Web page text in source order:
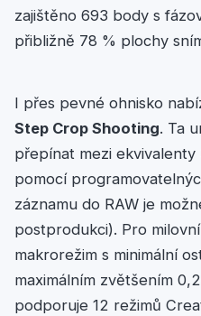
zajištěno 693 body s
přibližně 78 % plochy
I přes pevné ohnisko
Step Crop Shooting. Ta
přepínat mezi ekvivalenty
pomocí
záznamu do RAW je
postprodukci). Pro
makrorežim s minimální
maximálním zvětšením
podporuje 12 režimů